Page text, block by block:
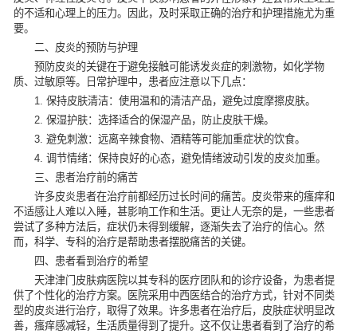
的不适和心理上的压力。因此，及时采取正确的治疗和护理措施尤为重
要。
二、皮炎的预防与护理
预防皮炎的关键在于避免接触可能诱发炎症的刺激物，如化学物
质、过敏原等。日常护理中，患者应注意以下几点：
1. 保持皮肤清洁：使用温和的清洁产品，避免过度摩擦皮肤。
2. 保湿护肤：选择适合的保湿产品，防止皮肤干燥。
3. 避免刺激：远离辛辣食物、酒精等可能加重症状的饮食。
4. 调节情绪：保持良好的心态，避免情绪波动引发的皮炎加重。
三、患者治疗前的痛苦
许多皮炎患者在治疗前都经历过长时间的痛苦。皮炎带来的瘙痒和
不适感让人难以入睡，甚影响工作和生活。更让人无奈的是，一些患者
尝试了多种方法后，症状仍未得到缓解，逐渐失去了治疗的信心。然
而，科学、专科的治疗是帮助患者摆脱痛苦的关键。
四、患者看到治疗的希望
天津津门皮肤病医院以其专科的医疗团队和的诊疗设备，为患者提
供了个性化的治疗方案。医院采用中西医结合的治疗方式，针对不同类
型的皮炎进行治疗，取得了效果。许多患者在治疗后，皮肤症状明显改
善，瘙痒感减轻，生活质量得到了提升。这不仅让患者看到了治疗的希